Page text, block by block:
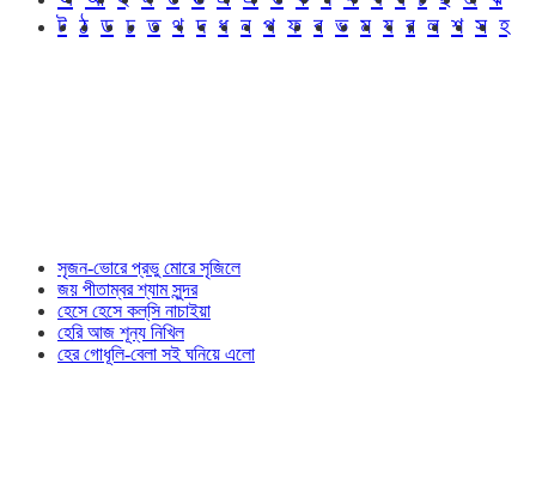
ট ঠ ড ঢ ত থ দ ধ ন প ফ ব ভ ম য র ল শ স হ
সৃজন-ভোরে প্রভু মোরে সৃজিলে
জয় পীতাম্বর শ্যাম সুন্দর
হেসে হেসে কল্‌সি নাচাইয়া
হেরি আজ শূন্য নিখিল
হের গোধূলি-বেলা সই ঘনিয়ে এলো